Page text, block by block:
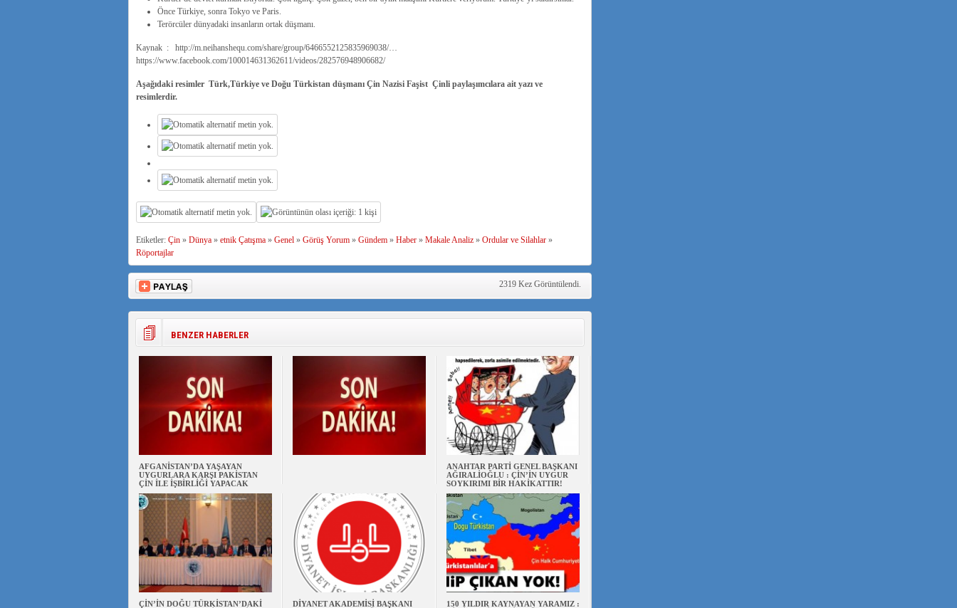
Önce Türkiye, sonra Tokyo ve Paris.
Terörcüler dünyadaki insanların ortak düşmanı.
Kaynak : http://m.neihanshequ.com/share/group/6466552125835969038/…
https://www.facebook.com/100014631362611/videos/282576948906682/
Aşağıdaki resimler Türk,Türkiye ve Doğu Türkistan düşmanı Çin Nazisi Faşist Çinli paylaşımcılara ait yazı ve
resimlerdir.
Etiketler: Çin» Dünya» etnik Çatışma» Genel» Görüş Yorum» Gündem» Haber» Makale Analiz» Ordular ve Silahlar»
Röportajlar
2319 Kez Görüntülendi.
BENZER HABERLER
AFGANİSTAN’DA YAŞAYAN
UYGURLARA KARŞI PAKİSTAN
ÇİN İLE İŞBİRLİĞİ YAPACAK
ANAHTAR PARTİ GENEL BAŞKANI
AĞIRALİOĞLU : ÇİN’İN UYGUR
SOYKIRIMI BİR HAKİKATTIR!
ÇİN’İN DOĞU TÜRKİSTAN’DAKİ DİYANET AKADEMİSİ BAŞKANI 150 YILDIR KAYNAYAN YARAMIZ :